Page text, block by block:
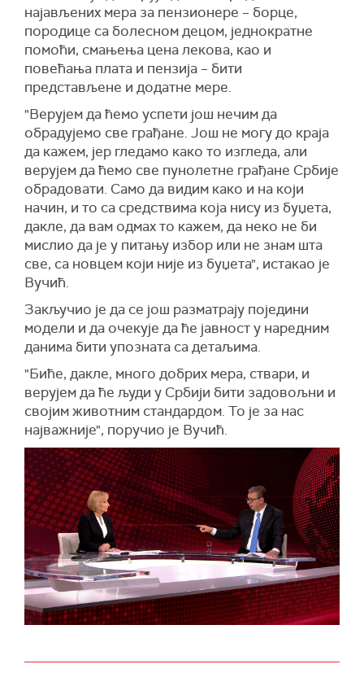
Вучић.
најављених мера за пензионере – борце,
породице са болесном децом, једнократне
помоћи, смањења цена лекова, као и
повећања плата и пензија – бити
представљене и додатне мере.
"Верујем да ћемо успети још нечим да
обрадујемо све грађане. Још не могу до краја
да кажем, јер гледамо како то изгледа, али
верујем да ћемо све пунолетне грађане Србије
обрадовати. Само да видим како и на који
начин, и то са средствима која нису из буџета,
дакле, да вам одмах то кажем, да неко не би
мислио да је у питању избор или не знам шта
све, са новцем који није из буџета", истакао је
Вучић.
Закључио је да се још разматрају поједини
модели и да очекује да ће јавност у наредним
данима бити упозната са детаљима.
"Биће, дакле, много добрих мера, ствари, и
верујем да ће људи у Србији бити задовољни и
својим животним стандардом. То је за нас
најважније", поручио је Вучић.